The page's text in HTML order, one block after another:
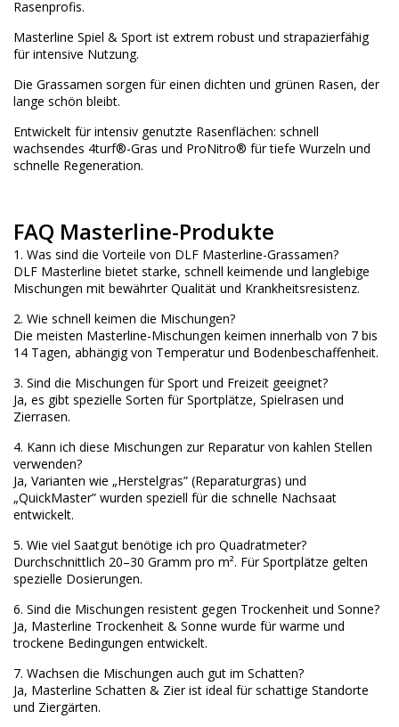
Rasenprofis.
Masterline Spiel & Sport ist extrem robust und strapazierfähig
für intensive Nutzung.
Die Grassamen sorgen für einen dichten und grünen Rasen, der
lange schön bleibt.
Entwickelt für intensiv genutzte Rasenflächen: schnell
wachsendes 4turf®-Gras und ProNitro® für tiefe Wurzeln und
schnelle Regeneration.
FAQ Masterline-Produkte
1. Was sind die Vorteile von DLF Masterline-Grassamen?
DLF Masterline bietet starke, schnell keimende und langlebige
Mischungen mit bewährter Qualität und Krankheitsresistenz.
2. Wie schnell keimen die Mischungen?
Die meisten Masterline-Mischungen keimen innerhalb von 7 bis
14 Tagen, abhängig von Temperatur und Bodenbeschaffenheit.
3. Sind die Mischungen für Sport und Freizeit geeignet?
Ja, es gibt spezielle Sorten für Sportplätze, Spielrasen und
Zierrasen.
4. Kann ich diese Mischungen zur Reparatur von kahlen Stellen
verwenden?
Ja, Varianten wie „Herstelgras” (Reparaturgras) und
„QuickMaster” wurden speziell für die schnelle Nachsaat
entwickelt.
5. Wie viel Saatgut benötige ich pro Quadratmeter?
Durchschnittlich 20–30 Gramm pro m². Für Sportplätze gelten
spezielle Dosierungen.
6. Sind die Mischungen resistent gegen Trockenheit und Sonne?
Ja, Masterline Trockenheit & Sonne wurde für warme und
trockene Bedingungen entwickelt.
7. Wachsen die Mischungen auch gut im Schatten?
Ja, Masterline Schatten & Zier ist ideal für schattige Standorte
und Ziergärten.